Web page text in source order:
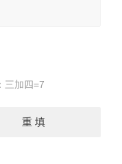
三加四=7